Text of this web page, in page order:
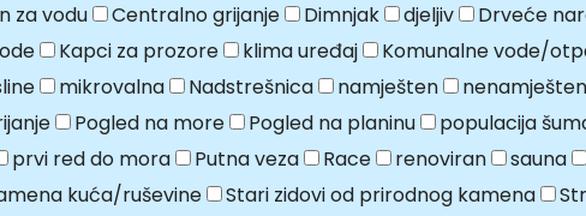
za vodu Centralno grijanje Dimnjak djeljiv Drveće
Kapci za prozore klima uređaj Komunalne vode/
mikrovalna Nadstrešnica namješten nenamješten
Pogled na more Pogled na planinu populacija
prvi red do mora Putna veza Race renoviran sauna
kuća/ruševine Stari zidovi od prirodnog kamena